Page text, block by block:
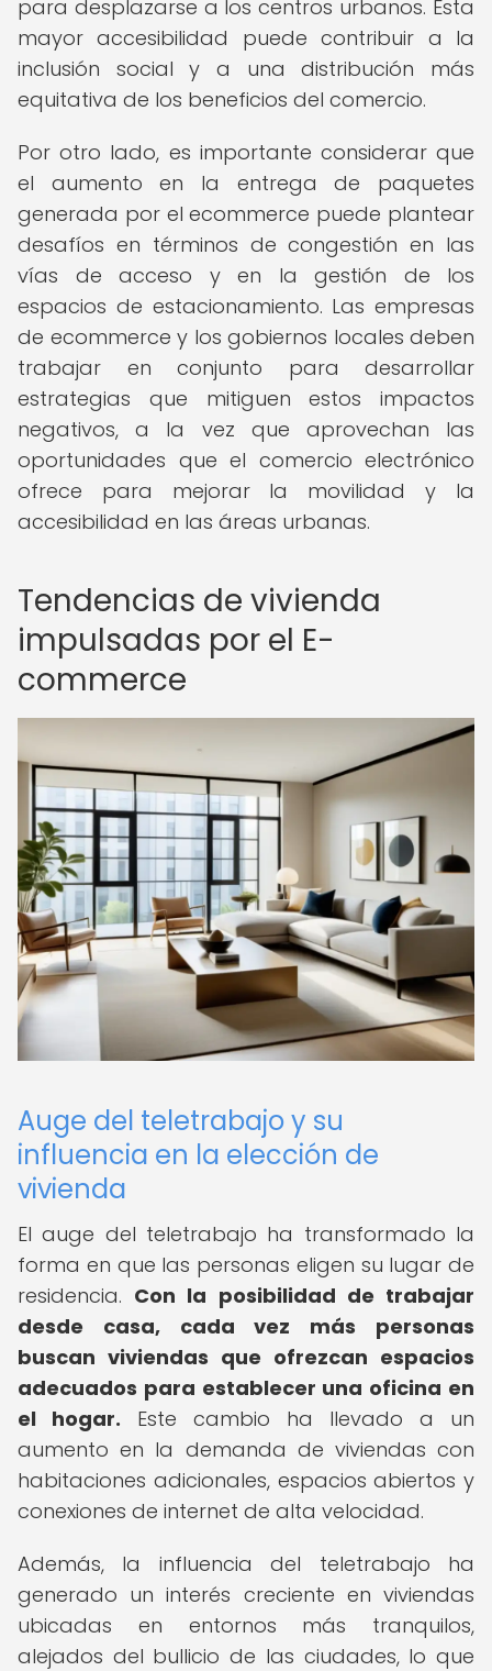
para desplazarse a los centros urbanos. Esta
mayor accesibilidad puede contribuir a la
inclusión social y a una distribución más
equitativa de los beneficios del comercio.
Por otro lado, es importante considerar que
el aumento en la entrega de paquetes
generada por el ecommerce puede plantear
desafíos en términos de congestión en las
vías de acceso y en la gestión de los
espacios de estacionamiento. Las empresas
de ecommerce y los gobiernos locales deben
trabajar en conjunto para desarrollar
estrategias que mitiguen estos impactos
negativos, a la vez que aprovechan las
oportunidades que el comercio electrónico
ofrece para mejorar la movilidad y la
accesibilidad en las áreas urbanas.
Tendencias de vivienda
impulsadas por el E-
commerce
Auge del teletrabajo y su
influencia en la elección de
vivienda
El auge del teletrabajo ha transformado la
forma en que las personas eligen su lugar de
residencia. Con la posibilidad de trabajar
desde casa, cada vez más personas
buscan viviendas que ofrezcan espacios
adecuados para establecer una oficina en
el hogar. Este cambio ha llevado a un
aumento en la demanda de viviendas con
habitaciones adicionales, espacios abiertos y
conexiones de internet de alta velocidad.
Además, la influencia del teletrabajo ha
generado un interés creciente en viviendas
ubicadas en entornos más tranquilos,
alejados del bullicio de las ciudades, lo que